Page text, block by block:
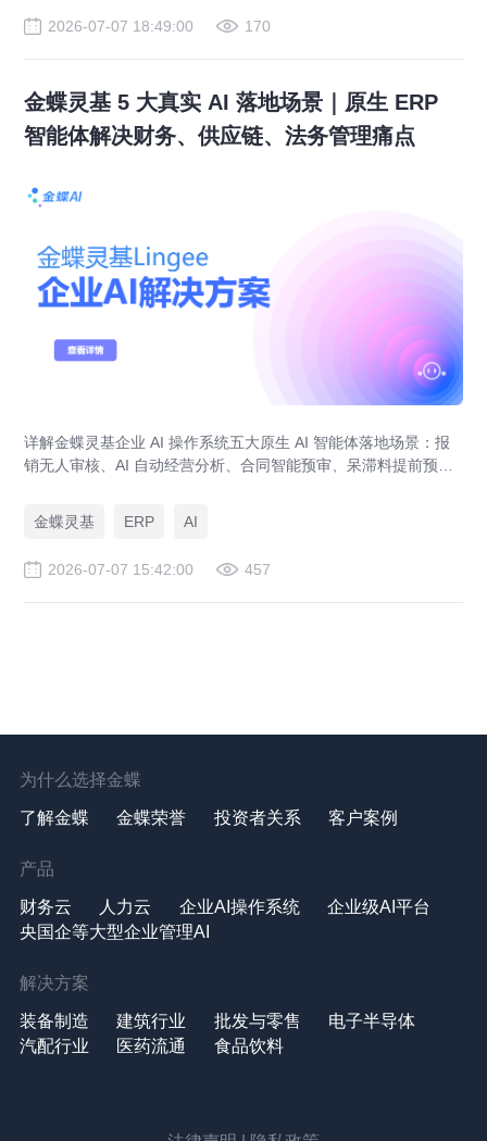
2026-07-07 18:49:00 170
金蝶灵基 5 大真实 AI 落地场景｜原生 ERP
智能体解决财务、供应链、法务管理痛点
详解金蝶灵基企业 AI 操作系统五大原生 AI 智能体落地场景：报
销无人审核、AI 自动经营分析、合同智能预审、呆滞料提前预
金蝶灵基
ERP AI
2026-07-07 15:42:00 457
为什么选择金蝶
了解金蝶 金蝶荣誉 投资者关系 客户案例
产品
财务云 人力云 企业AI操作系统
企业级AI平台
央国企等大型企业管理AI
解决方案
装备制造 建筑行业 批发与零售
电子半导体
汽配行业
医药流通 食品饮料